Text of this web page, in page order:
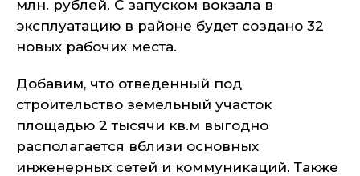
млн. рублей. С запуском вокзала в
эксплуатацию в районе будет создано 32
новых рабочих места.
Добавим, что отведенный под
строительство земельный участок
площадью 2 тысячи кв.м выгодно
располагается вблизи основных
инженерных сетей и коммуникаций. Также